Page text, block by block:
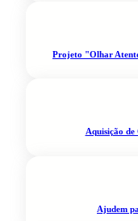
Projeto "Olhar
Aquisição
Ajudem